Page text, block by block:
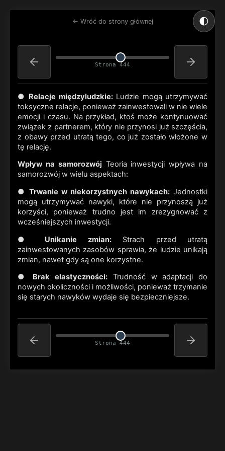
🌓
← Wróć do strony głównej
Strona 444
● Relacje międzyludzkie:Ludzie mogą utrzymywać
toksyczne relacje, ponieważ zainwestowali w nie wiele
emocji i czasu. Na przykład, ktoś może kontynuować
związek z partnerem, który nie przynosi już szczęścia,
z obawy przed utratą tego, co już zostało włożone w
tę relację.
Wpływ na samorozwój Teoria inwestycji wpływa na
samorozwój w wielu aspektach:
● Trwanie w niekorzystnych nawykach: Jednostki
mogą utrzymywać nawyki, które nie przynoszą już
korzyści, ponieważ trudno jest im zrezygnować z
wcześniejszych inwestycji.
● Unikanie zmian:Strach przed utratą
zainwestowanych zasobów sprawia, że ludzie unikają
zmian, nawet gdy są one korzystne.
● Brak elastyczności: Trudność w adaptacji do
nowych okoliczności i możliwości, ponieważ trzymanie
się starych nawyków wydaje się bezpieczniejsze.
Strona 444